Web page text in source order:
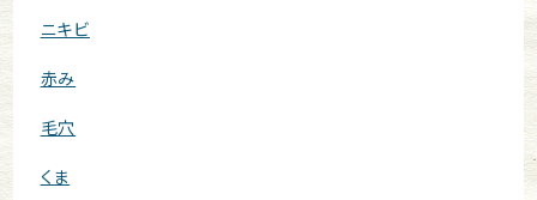
ニキビ
赤み
毛穴
くま